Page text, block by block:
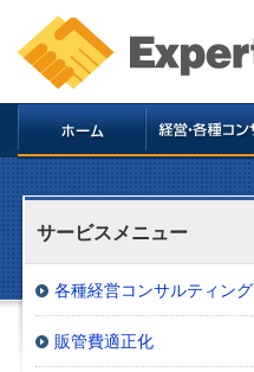
サービスメニュー
各種経営コンサルティング
販管費適正化